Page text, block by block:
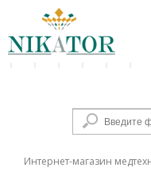
Интернет-магазин